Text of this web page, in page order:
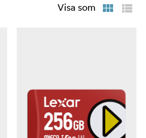
Visa som